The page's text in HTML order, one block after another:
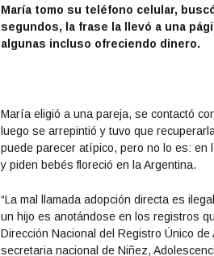
María tomo su teléfono celular,
segundos, la frase la llevó a una
algunas incluso ofreciendo dinero.
María eligió a una pareja, se contactó
luego se arrepintió y tuvo que
puede parecer atípico, pero no lo es: en
y piden bebés floreció en la Argentina.
“La mal llamada adopción directa es
un hijo es anotándose en los registros
Dirección Nacional del Registro Único
secretaria nacional de Niñez,